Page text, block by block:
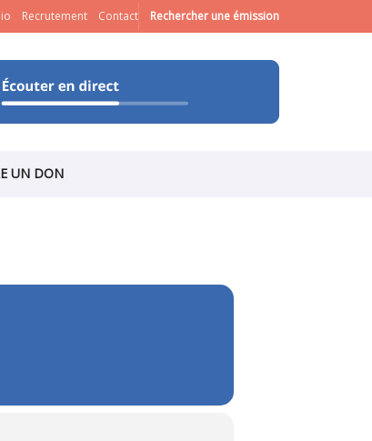
Recrutement Contact Rechercher une émission
UN DON